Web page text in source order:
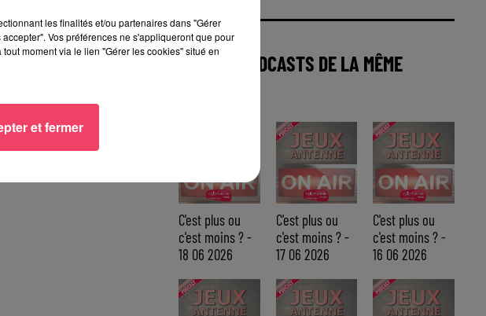
AUTRES PODCASTS DE LA MÊME
C'est plus ou
c'est moins ? -
18 06 2026
C'est plus ou
c'est moins ? -
17 06 2026
C'est plus ou
c'est moins ? -
16 06 2026
les finalités et/ou partenaires dans "Gérer
Vos préférences ne s'appliqueront que pour
moment via le lien "Gérer les cookies" situé en
et fermer